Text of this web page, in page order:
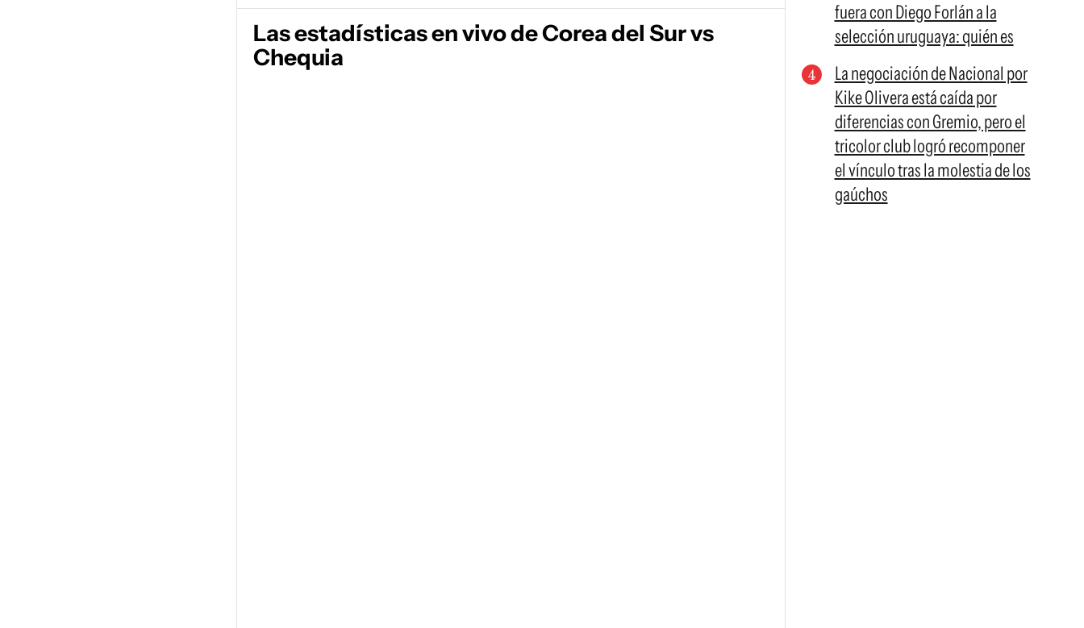
Las estadísticas en vivo de Corea del Sur vs
Chequia
fuera con Diego Forlán a la
selección uruguaya: quién es
La negociación de Nacional por
Kike Olivera está caída por
diferencias con Gremio, pero el
tricolor club logró recomponer
el vínculo tras la molestia de los
gaúchos